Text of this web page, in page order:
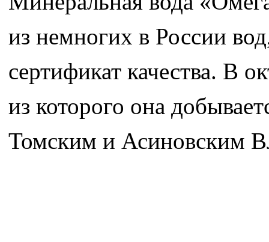
из немногих в России
сертификат качества. В
из которого она
Томским и Асиновским